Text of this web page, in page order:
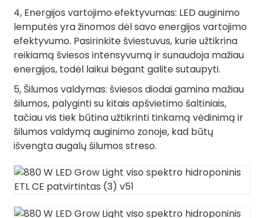
4, Energijos vartojimo efektyvumas: LED auginimo
lemputės yra žinomos dėl savo energijos vartojimo
efektyvumo. Pasirinkite šviestuvus, kurie užtikrina
reikiamą šviesos intensyvumą ir sunaudoja mažiau
energijos, todėl laikui bėgant galite sutaupyti.
5, Šilumos valdymas: šviesos diodai gamina mažiau
šilumos, palyginti su kitais apšvietimo šaltiniais,
tačiau vis tiek būtina užtikrinti tinkamą vėdinimą ir
šilumos valdymą auginimo zonoje, kad būtų
išvengta augalų šilumos streso.